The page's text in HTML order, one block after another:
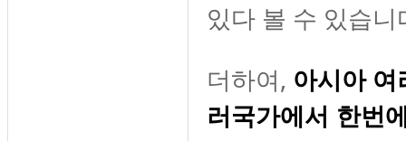
있다 볼 수 있습
더하여, 아시아
러국가에서 한번